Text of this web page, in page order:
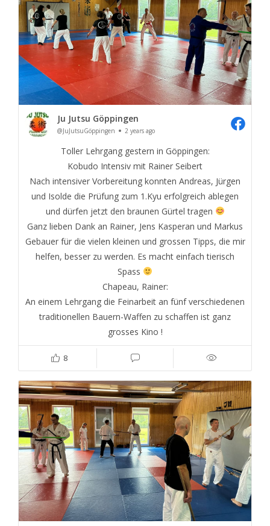
Ju Jutsu Göppingen
@JuJutsuGöppingen 2 years ago
Toller Lehrgang gestern in Göppingen:
Kobudo Intensiv mit Rainer Seibert
Nach intensiver Vorbereitung konnten Andreas, Jürgen
und Isolde die Prüfung zum 1.Kyu erfolgreich ablegen
und dürfen jetzt den braunen Gürtel tragen
Ganz lieben Dank an Rainer, Jens Kasperan und Markus
Gebauer für die vielen kleinen und grossen Tipps, die mir
helfen, besser zu werden. Es macht einfach tierisch
Spass
Chapeau, Rainer:
An einem Lehrgang die Feinarbeit an fünf verschiedenen
traditionellen Bauern-Waffen zu schaffen ist ganz
grosses Kino !
8